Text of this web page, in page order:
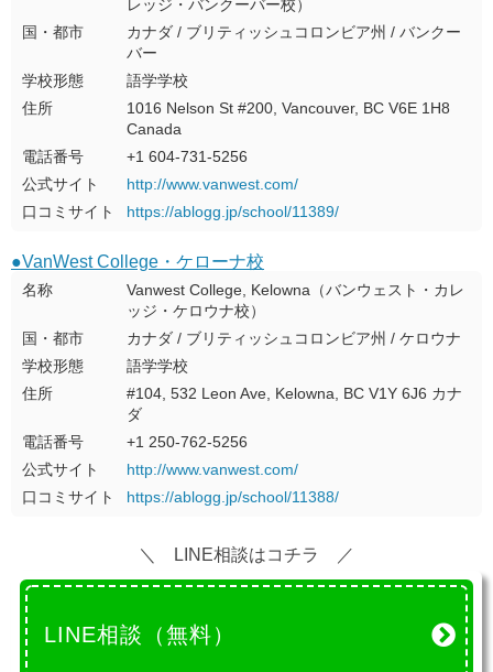
レッジ・バンクーバー校）
国・都市
カナダ / ブリティッシュコロンビア州 / バンクー
バー
学校形態
語学学校
住所
1016 Nelson St #200, Vancouver, BC V6E 1H8
Canada
電話番号
+1 604-731-5256
公式サイト
http://www.vanwest.com/
口コミサイト
https://ablogg.jp/school/11389/
●VanWest College・ケローナ校
名称
Vanwest College, Kelowna（バンウェスト・カレ
ッジ・ケロウナ校）
国・都市
カナダ / ブリティッシュコロンビア州 / ケロウナ
学校形態
語学学校
住所
#104, 532 Leon Ave, Kelowna, BC V1Y 6J6 カナ
ダ
電話番号
+1 250-762-5256
公式サイト
http://www.vanwest.com/
口コミサイト
https://ablogg.jp/school/11388/
＼ LINE相談はコチラ ／
LINE相談（無料）